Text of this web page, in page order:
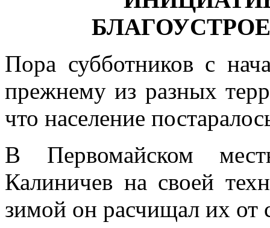
Пора субботников с
прежнему из разных
что население
В Первомайском
Калиничев на своей
зимой он расчищал их от